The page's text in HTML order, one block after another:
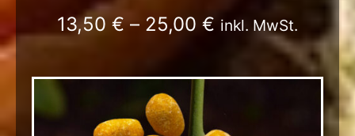
13,50 € – 25,00 € inkl. MwSt.